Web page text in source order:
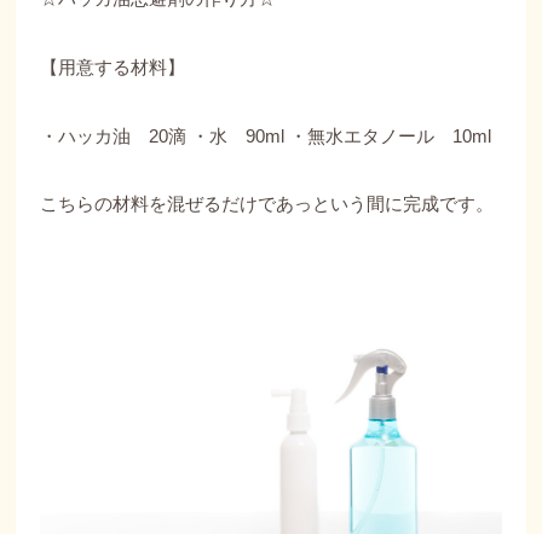
【用意する材料】
・ハッカ油 20滴 ・水 90ml ・無水エタノール 10ml
こちらの材料を混ぜるだけであっという間に完成です。